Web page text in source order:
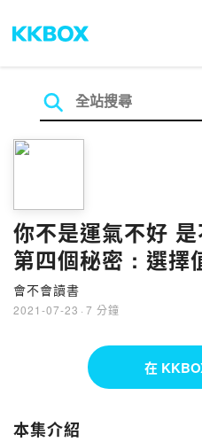
你不是運氣不好
第四個秘密 : 選擇
標
會不會讀書
2021-07-23 · 7 分鐘
在
本集介紹